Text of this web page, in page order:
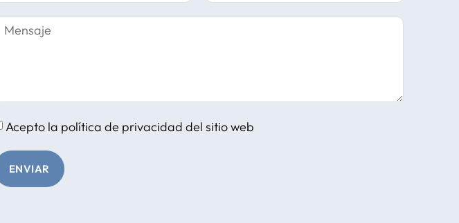
Acepto la política de privacidad del sitio web
ENVIAR